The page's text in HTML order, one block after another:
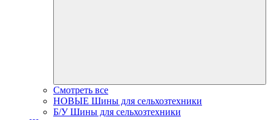
Смотреть все
НОВЫЕ Шины для сельхозтехники
Б/У Шины для сельхозтехники